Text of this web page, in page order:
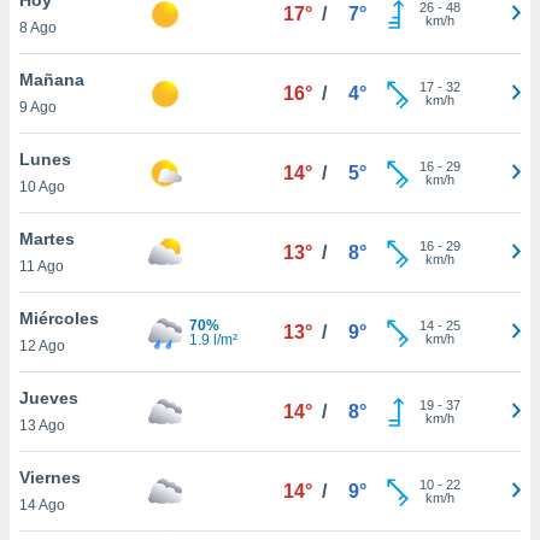
en
más
nuestra
de
cookies
aceptar
8 Ago
17° / 7° 26- 48
km/h
Mañana
9 Ago
16° / 4° 17- 32
km/h
Lunes
10 Ago
14° / 5° 16- 29
km/h
Martes
11 Ago
13° / 8° 16- 29
km/h
Miércoles
12 Ago
70%
1.9 l/m²
13° / 9° 14- 25
km/h
Jueves
13 Ago
14° / 8° 19- 37
km/h
Viernes
14 Ago
14° / 9° 10- 22
km/h